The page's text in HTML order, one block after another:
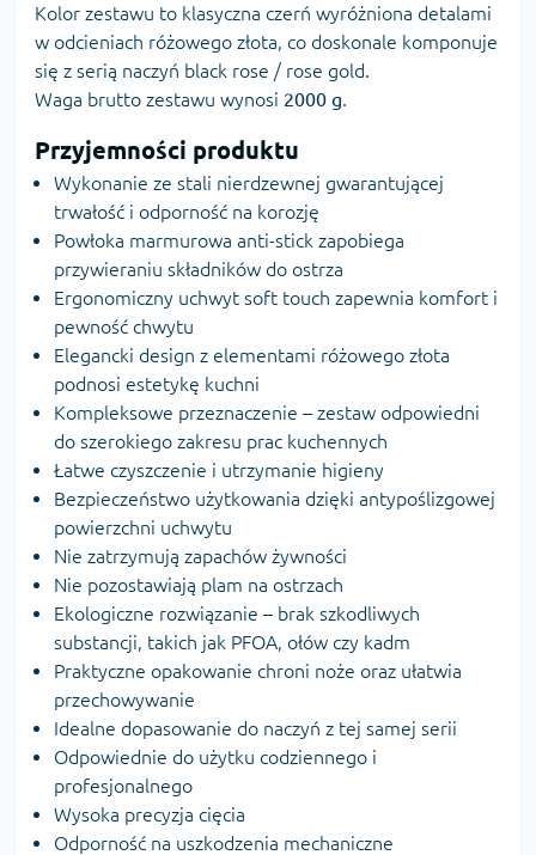
Kolor zestawu to klasyczna czerń wyróżniona detalami
w odcieniach różowego złota, co doskonale komponuje
się z serią naczyń black rose / rose gold.
Waga brutto zestawu wynosi 2000 g.
Przyjemności produktu
Wykonanie ze stali nierdzewnej gwarantującej
trwałość i odporność na korozję
Powłoka marmurowa anti-stick zapobiega
przywieraniu składników do ostrza
Ergonomiczny uchwyt soft touch zapewnia komfort i
pewność chwytu
Elegancki design z elementami różowego złota
podnosi estetykę kuchni
Kompleksowe przeznaczenie – zestaw odpowiedni
do szerokiego zakresu prac kuchennych
Łatwe czyszczenie i utrzymanie higieny
Bezpieczeństwo użytkowania dzięki antypoślizgowej
powierzchni uchwytu
Nie zatrzymują zapachów żywności
Nie pozostawiają plam na ostrzach
Ekologiczne rozwiązanie – brak szkodliwych
substancji, takich jak PFOA, ołów czy kadm
Praktyczne opakowanie chroni noże oraz ułatwia
przechowywanie
Idealne dopasowanie do naczyń z tej samej serii
Odpowiednie do użytku codziennego i
profesjonalnego
Wysoka precyzja cięcia
Odporność na uszkodzenia mechaniczne